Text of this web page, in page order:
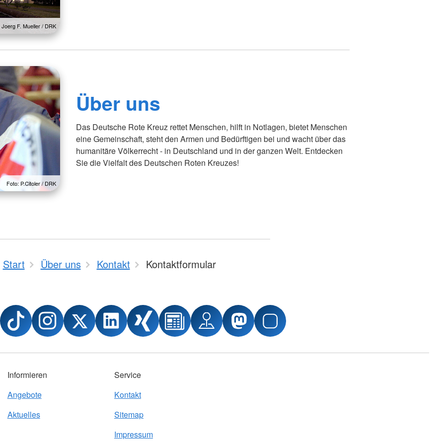
Joerg F. Mueller / DRK
Foto: P.Citoler / DRK
Über uns
Das Deutsche Rote Kreuz rettet Menschen, hilft in Notlagen, bietet Menschen
eine Gemeinschaft, steht den Armen und Bedürftigen bei und wacht über das
humanitäre Völkerrecht - in Deutschland und in der ganzen Welt. Entdecken
Sie die Vielfalt des Deutschen Roten Kreuzes!
Start Über uns Kontakt Kontaktformular
Informieren
Angebote
Aktuelles
Service
Kontakt
Sitemap
Impressum